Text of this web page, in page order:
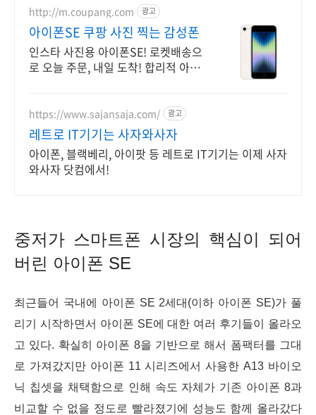
http://m.coupang.com 광고
아이폰SE 쿠팡 사진 찍는 감성폰
인스타 사진용 아이폰SE! 로켓배송으
로 오늘 주문, 내일 도착! 합리적 아이
https://www.sajansaja.com/ 광고
레트로 IT기기는 사자와사자
아이폰, 블랙베리, 아이팟 등 레트로 IT기기는 이제 사자
와사자 닷컴에서!
중저가 스마트폰 시장의 핵심이 되어
버린 아이폰 SE
최근들어 국내에 아이폰 SE 2세대(이하 아이폰 SE)가 풀
리기 시작하면서 아이폰 SE에 대한 여러 후기들이 올라오
고 있다. 확실히 아이폰 8을 기반으로 해서 폼팩터를 그대
로 가져갔지만 아이폰 11 시리즈에서 사용한 A13 바이오
닉 칩셋을 채택함으로 인해 속도 자체가 기존 아이폰 8과
비교할 수 없을 정도로 빨라졌기에 성능도 함께 올라갔다